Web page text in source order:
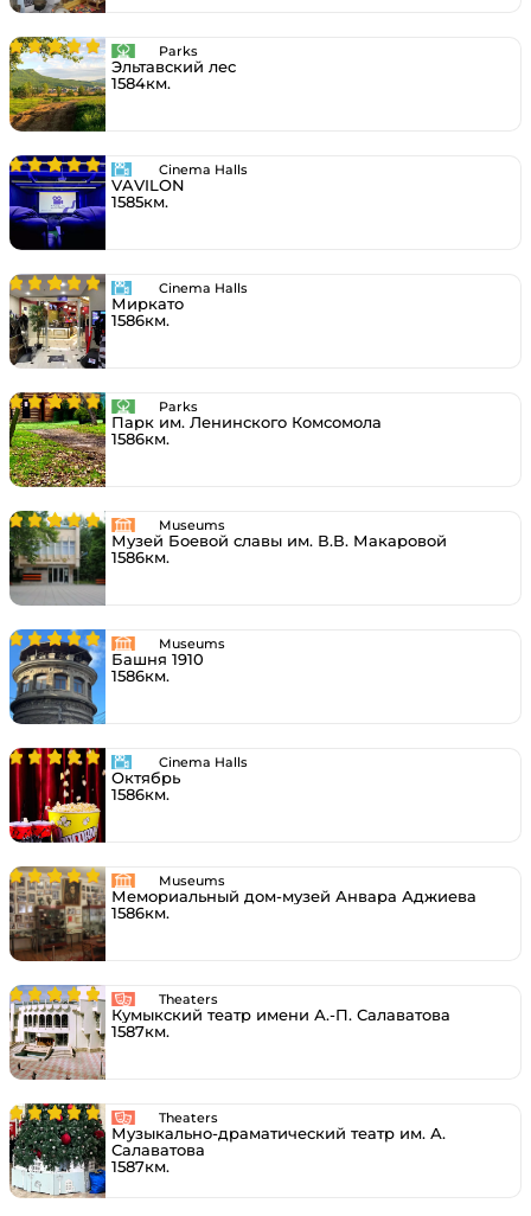
Parks
Эльтавский лес
1584км.
Cinema Halls
VAVILON
1585км.
Cinema Halls
Миркато
1586км.
Parks
Парк им. Ленинского Комсомола
1586км.
Museums
Музей Боевой славы им. В.В. Макаровой
1586км.
Museums
Башня 1910
1586км.
Cinema Halls
Октябрь
1586км.
Museums
Мемориальный дом-музей Анвара Аджиева
1586км.
Theaters
Кумыкский театр имени А.-П. Салаватова
1587км.
Theaters
Музыкально-драматический театр им. А.
Салаватова
1587км.